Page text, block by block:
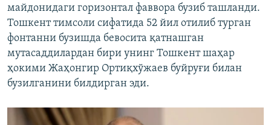
майдонидаги горизонтал фаввора бузиб ташланди.
Тошкент тимсоли сифатида 52 йил отилиб турган
фонтанни бузишда бевосита қатнашган
мутасаддилардан бири унинг Тошкент шаҳар
ҳокими Жаҳонгир Ортиқхўжаев буйруғи билан
бузилганини билдирган эди.